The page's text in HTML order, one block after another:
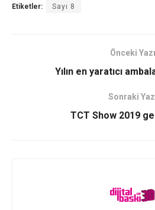
Etiketler: Sayı 8
Önceki Yazı
Yılın en yaratıcı
Sonraki
TCT Show 2019